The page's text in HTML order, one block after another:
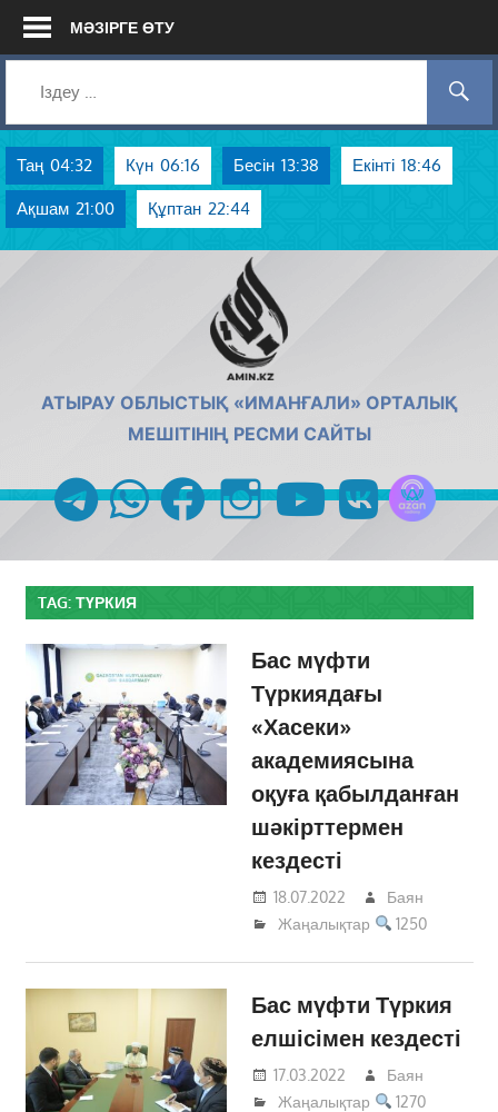
Skip
МӘЗІРГЕ ӨТУ
Таң 04:32 Күн 06:16 Бесін 13:38 Екінті 18:46
Ақшам 21:00 Құптан 22:44
АТЫРАУ ОБЛЫСТЫҚ «ИМАНҒАЛИ» ОРТАЛЫҚ
МЕШІТІНІҢ РЕСМИ САЙТЫ
telegramwhatsappfacebookinstagramyoutubevk
TAG: ТҮРКИЯ
Бас мүфти
Түркиядағы
«Хасеки»
академиясына
оқуға қабылданған
шәкірттермен
кездесті
18.07.2022
Баян
Жаңалықтар
1250
Бас мүфти Түркия
елшісімен кездесті
17.03.2022
Баян
Жаңалықтар
1270